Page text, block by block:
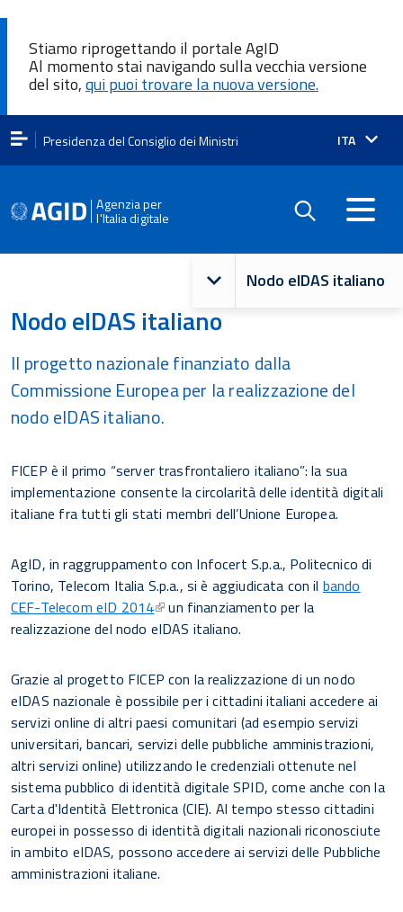
Stiamo riprogettando il portale AgID
Al momento stai navigando sulla vecchia versione
del sito,qui puoi trovare la nuova versione.
Presidenza del Consiglio dei Ministri Lingua
ITA
Agenzia per
l'Italia digitale
Navigazione
principale
Nodo eIDAS italiano
Nodo eIDAS italiano
Il progetto nazionale finanziato dalla
Commissione Europea per la realizzazione del
nodo eIDAS italiano.
FICEP è il primo “server trasfrontaliero italiano”: la sua
implementazione consente la circolarità delle identità digitali
italiane fra tutti gli stati membri dell’Unione Europea.
AgID, in raggruppamento con Infocert S.p.a., Politecnico di
Torino, Telecom Italia S.p.a., si è aggiudicata con il bando
CEF-Telecom eID 2014
un finanziamento per la
realizzazione del nodo eIDAS italiano.
Grazie al progetto FICEP con la realizzazione di un nodo
eIDAS nazionale è possibile per i cittadini italiani accedere ai
servizi online di altri paesi comunitari (ad esempio servizi
universitari, bancari, servizi delle pubbliche amministrazioni,
altri servizi online) utilizzando le credenziali ottenute nel
sistema pubblico di identità digitale SPID, come anche con la
Carta d'Identità Elettronica (CIE). Al tempo stesso cittadini
europei in possesso di identità digitali nazionali riconosciute
in ambito eIDAS, possono accedere ai servizi delle Pubbliche
amministrazioni italiane.